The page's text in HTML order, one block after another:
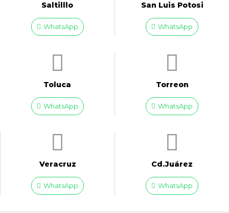
Saltilllo
WhatsApp
San Luis Potosi
WhatsApp
Toluca
WhatsApp
Torreon
WhatsApp
Veracruz
WhatsApp
Cd.Juárez
WhatsApp